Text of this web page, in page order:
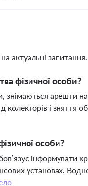
актуальні
фізичної особи?
знімаються арешти
колекторів і зняття
особи?
інформувати
установах.